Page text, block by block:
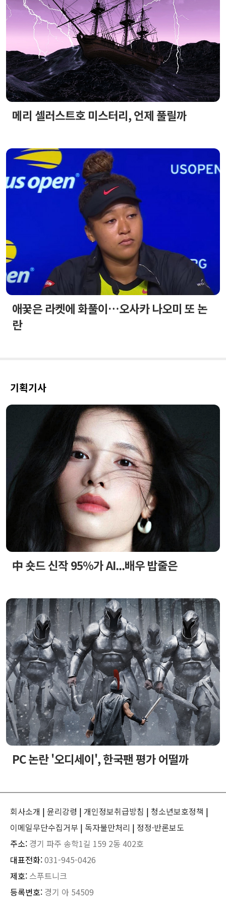
메리 셀러스트호 미스터리, 언제 풀릴까
애꿎은 라켓에 화풀이…오사카 나오미 또 논
란
기획기사
中 숏드 신작 95%가 AI...배우 밥줄은
PC 논란 '오디세이', 한국팬 평가 어떨까
회사소개 | 윤리강령 | 개인정보취급방침 | 청소년보호정책 |
이메일무단수집거부 | 독자불만처리 | 정정·반론보도
주소: 경기 파주 송학1길 159 2동 402호
대표전화:031-945-0426
제호: 스푸트니크
등록번호: 경기 아 54509